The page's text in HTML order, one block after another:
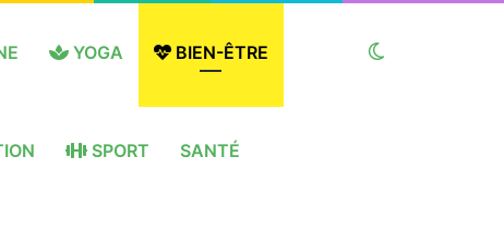
YOGA BIEN-ÊTRE
SPORT SANTÉ